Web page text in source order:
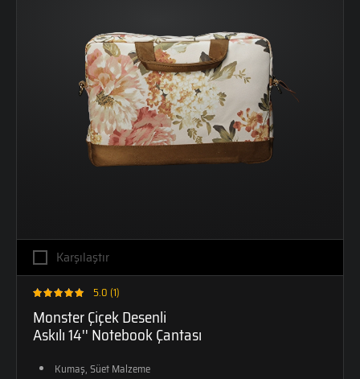
Karşılaştır
5.0 (1)
Monster Çiçek Desenli
Askılı 14'' Notebook Çantası
Kumaş, Süet Malzeme